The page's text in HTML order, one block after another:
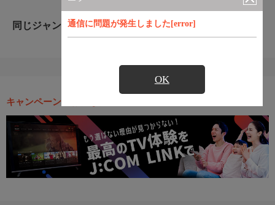
通信に問題が発生しました[error]
OK
同じジャンルのおすすめ番組
キャンペーン・お得な情報